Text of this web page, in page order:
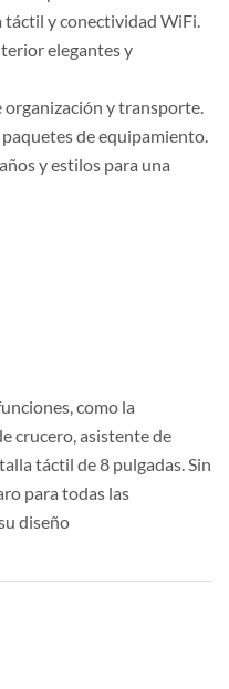
táctil y conectividad WiFi.
elegantes y
y transporte.
de equipamiento.
y estilos para una
como la
crucero, asistente de
táctil de 8 pulgadas. Sin
para todas las
diseño